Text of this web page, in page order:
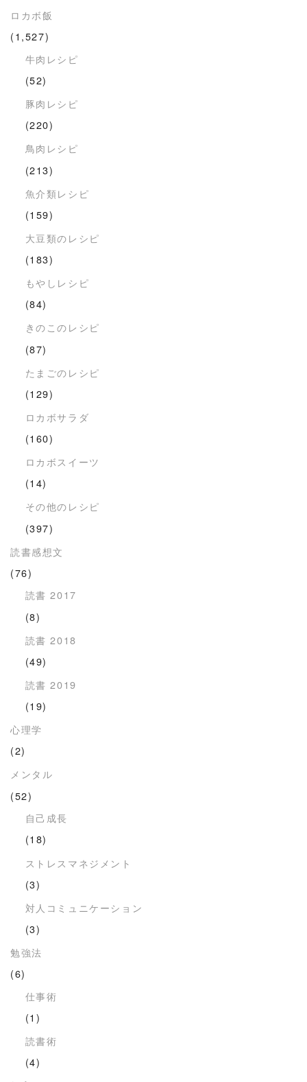
ロカボ飯
(1,527)
牛肉レシピ
(52)
豚肉レシピ
(220)
鳥肉レシピ
(213)
魚介類レシピ
(159)
大豆類のレシピ
(183)
もやしレシピ
(84)
きのこのレシピ
(87)
たまごのレシピ
(129)
ロカボサラダ
(160)
ロカボスイーツ
(14)
その他のレシピ
(397)
読書感想文
(76)
読書 2017
(8)
読書 2018
(49)
読書 2019
(19)
心理学
(2)
メンタル
(52)
自己成長
(18)
ストレスマネジメント
(3)
対人コミュニケーション
(3)
勉強法
(6)
仕事術
(1)
読書術
(4)